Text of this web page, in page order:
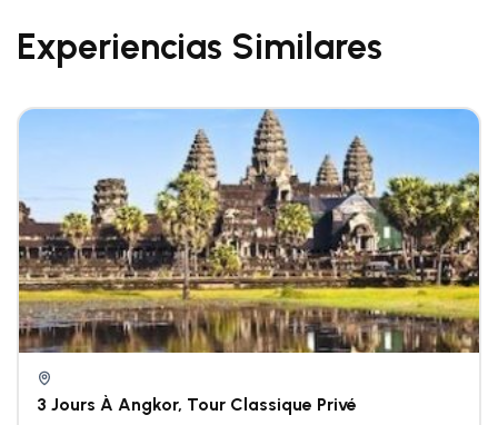
Experiencias Similares
3 Jours À Angkor, Tour Classique Privé